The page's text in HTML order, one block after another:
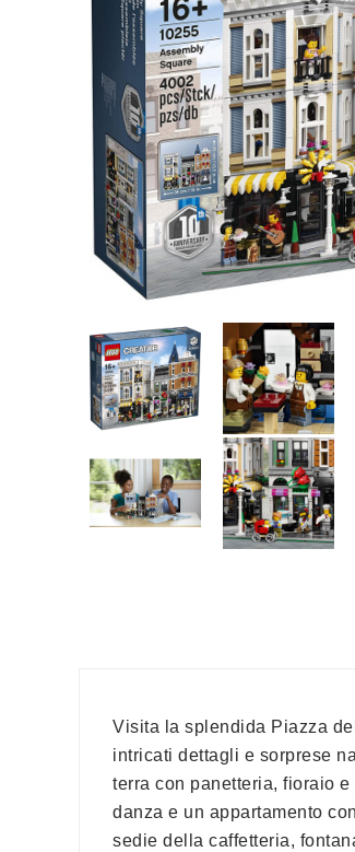
Visita la splendida Piazza
intricati dettagli e sorprese
terra con panetteria, fioraio
danza e un appartamento
sedie della caffetteria,